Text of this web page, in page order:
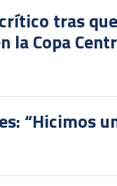
tras
la Copa
“Hicimos